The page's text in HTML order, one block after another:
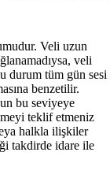
Veli uzun
veli
durum tüm gün sesi
benzetilir.
bu seviyeye
teklif etmeniz
halkla ilişkiler
takdirde idare ile